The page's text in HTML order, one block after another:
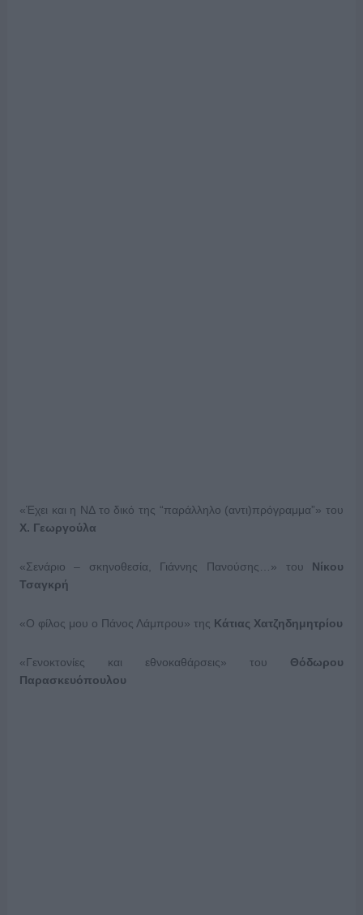
«Έχει και η ΝΔ το δικό της “παράλληλο (αντι)πρόγραμμα”» του
Χ. Γεωργούλα
«Σενάριο – σκηνοθεσία, Γιάννης Πανούσης…» του Νίκου
Τσαγκρή
«Ο φίλος μου ο Πάνος Λάμπρου» της Κάτιας Χατζηδημητρίου
«Γενοκτονίες και εθνοκαθάρσεις» του Θόδωρου
Παρασκευόπουλου